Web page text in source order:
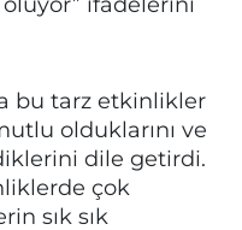
bu tarz etkinlikler
olduklarını ve
dile getirdi.
çok
sık sık